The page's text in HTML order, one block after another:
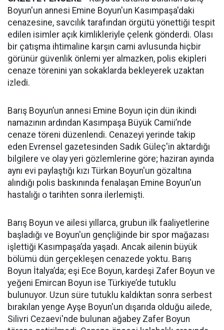
Boyun'un annesi Emine Boyun'un Kasımpaşa'daki
cenazesine, savcılık tarafından örgütü yönettiği tespit
edilen isimler açık kimlikleriyle çelenk gönderdi. Olası
bir çatışma ihtimaline karşın cami avlusunda hiçbir
görünür güvenlik önlemi yer almazken, polis ekipleri
cenaze törenini yan sokaklarda bekleyerek uzaktan
izledi.
Barış Boyun’un annesi Emine Boyun için dün ikindi
namazının ardından Kasımpaşa Büyük Camii’nde
cenaze töreni düzenlendi. Cenazeyi yerinde takip
eden Evrensel gazetesinden Sadık Güleç'in aktardığı
bilgilere ve olay yeri gözlemlerine göre; haziran ayında
aynı evi paylaştığı kızı Türkan Boyun'un gözaltına
alındığı polis baskınında fenalaşan Emine Boyun'un
hastalığı o tarihten sonra ilerlemişti.
Barış Boyun ve ailesi yıllarca, grubun ilk faaliyetlerine
başladığı ve Boyun'un gençliğinde bir spor mağazası
işlettiği Kasımpaşa’da yaşadı. Ancak ailenin büyük
bölümü dün gerçekleşen cenazede yoktu. Barış
Boyun İtalya’da; eşi Ece Boyun, kardeşi Zafer Boyun ve
yeğeni Emircan Boyun ise Türkiye’de tutuklu
bulunuyor. Uzun süre tutuklu kaldıktan sonra serbest
bırakılan yenge Ayşe Boyun'un dışarıda olduğu ailede,
Silivri Cezaevi'nde bulunan ağabey Zafer Boyun